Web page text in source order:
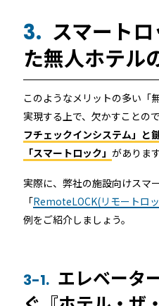
3. スマート
た無人ホテル
このようなメリットの多い「
実現する上で、欠かすことの
フチェックインシステム」と
「スマートロック」 があります
実際に、弊社の施設向けスマ
「RemoteLOCK(リモートロ
例をご紹介しましょう。
3-1. エレベータ